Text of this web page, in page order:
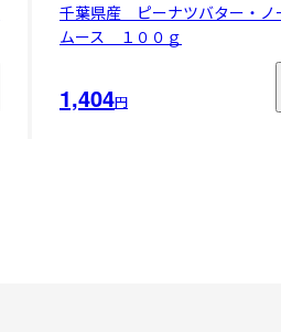
千葉県産 ピーナツバター・ノ
ムース １００ｇ
1,404円